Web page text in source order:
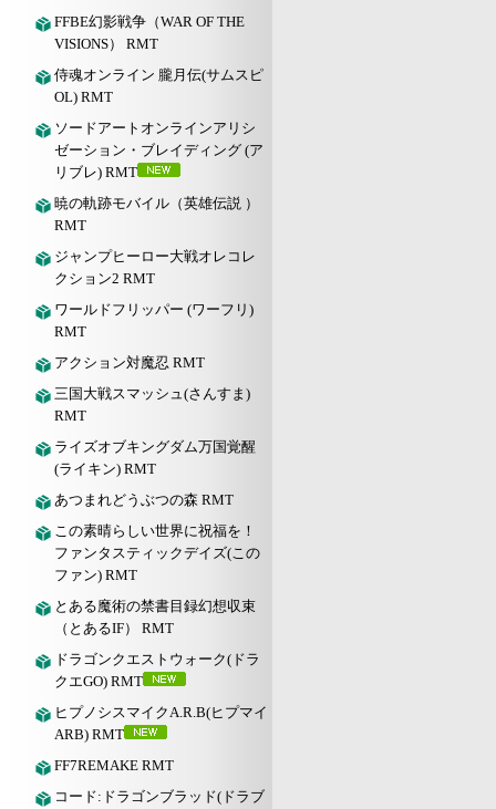
FFBE幻影戦争（WAR OF THE
VISIONS） RMT
侍魂オンライン 朧月伝(サムスピ
OL) RMT
ソードアートオンラインアリシ
ゼーション・ブレイディング (ア
リブレ) RMT
暁の軌跡モバイル（英雄伝説 ）
RMT
ジャンプヒーロー大戦オレコレ
クション2 RMT
ワールドフリッパー (ワーフリ)
RMT
アクション対魔忍 RMT
三国大戦スマッシュ(さんすま)
RMT
ライズオブキングダム万国覚醒
(ライキン) RMT
あつまれどうぶつの森 RMT
この素晴らしい世界に祝福を！
ファンタスティックデイズ(この
ファン) RMT
とある魔術の禁書目録幻想収束
（とあるIF） RMT
ドラゴンクエストウォーク(ドラ
クエGO) RMT
ヒプノシスマイクA.R.B(ヒプマイ
ARB) RMT
FF7REMAKE RMT
コード:ドラゴンブラッド(ドラブ